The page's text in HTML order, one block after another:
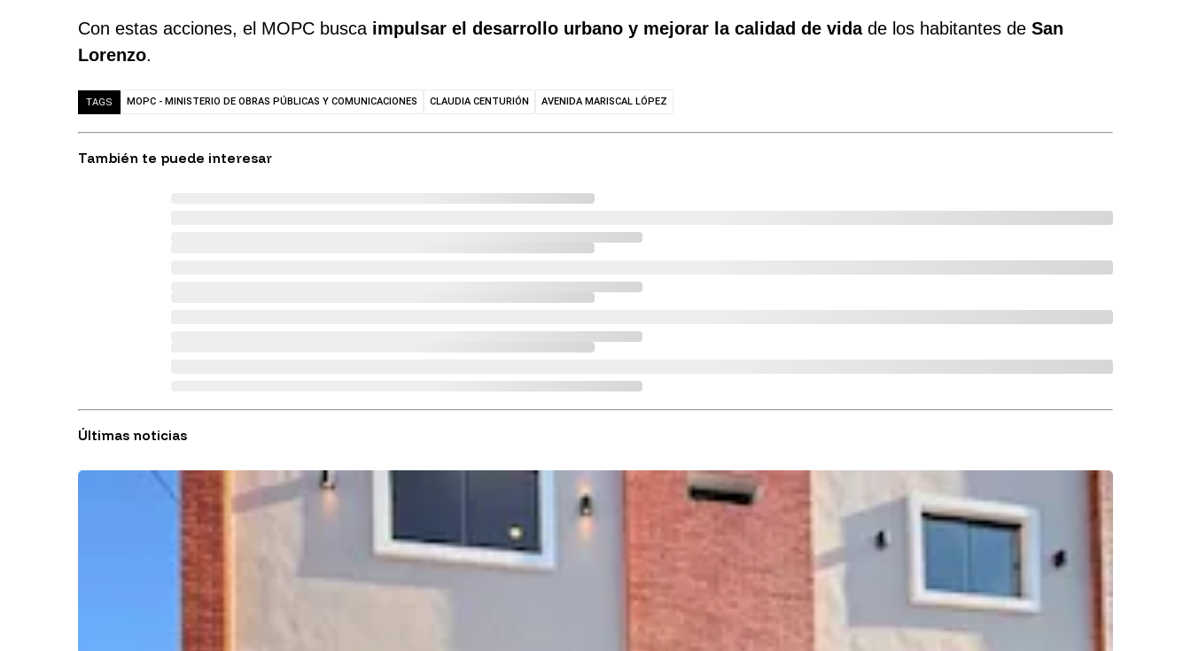
Con estas acciones, el MOPC busca impulsar el desarrollo urbano y mejorar la calidad de vidade los habitantes de San
Lorenzo.
TAGS MOPC - MINISTERIO DE OBRAS PÚBLICAS Y COMUNICACIONES CLAUDIA CENTURIÓN AVENIDA MARISCAL LÓPEZ
También te puede interesar
Últimas noticias